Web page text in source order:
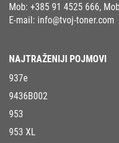
Mob: +385 91 4525 666,
E-mail: info@tvoj-toner.com
NAJTRAŽENIJI POJMOVI
937e
9436B002
953
953 XL